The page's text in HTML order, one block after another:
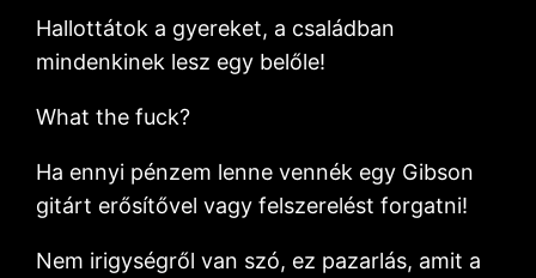
Hallottátok a gyereket, a családban
mindenkinek lesz egy belőle!
What the fuck?
Ha ennyi pénzem lenne vennék egy Gibson
gitárt erősítővel vagy felszerelést forgatni!
Nem irigységről van szó, ez pazarlás, amit a